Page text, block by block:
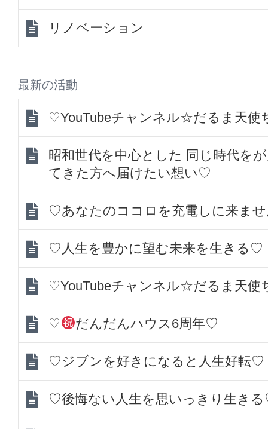
リノベーション
最新の活動
♡YouTubeチャンネル☆だるま天
昭和世代を中心とした 同じ時代を
てきた方へ届けたい想い♡
♡あなたのココロを充電しに来ま
♡人生を豊かに望む未来を生きる♡
♡YouTubeチャンネル☆だるま天
♡ だんだんハウス6周年♡
♡ジブンを好きになると人生好転♡
♡後悔ない人生を思いっきり生き